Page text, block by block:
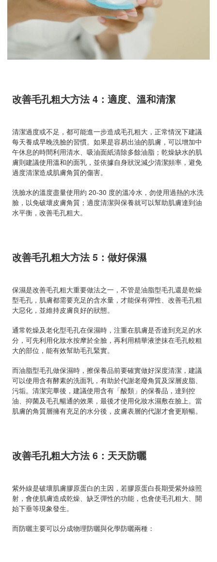
改善毛孔粗大方法 4：適度、溫和清潔
清潔過度或不足，都可能進一步造成毛孔粗大，正常情況下建議
每天養成早晚洗臉的習慣。如果是容易出油的肌膚，可以增加中
午休息的時間利用清水、吸油面紙清除多餘油脂；乾燥缺水的肌
膚則建議使用溫和的面乳，並依據自身狀況減少清潔頻率，避免
過度清潔造成肌膚角質的傷害。
洗臉水的溫度盡量使用約 20-30 度的溫冷水，勿使用過熱的水洗
臉，以免破壞皮膚角質；適度清潔與保養就可以幫助肌膚達到油
水平衡，改善毛孔粗大。
改善毛孔粗大方法 5：做好保濕
保濕是改善毛孔粗大重要做法之一，不管是油脂型毛孔還是乾燥
型毛孔，肌膚都需要充足的含水量，才能保有彈性、改善毛孔粗
大惡化，並維持皮膚良好的狀態。
通常乾燥及老化型毛孔在保濕時，注重在肌膚是否達到充足的水
分，可先利用化妝水按摩於全臉，再利用精華液塗抹在毛孔較粗
大的部位，能有效幫助毛孔緊實。
而油脂型毛孔做保濕時，擦保養品前要確實做好深度清潔，建議
可以使用含有酵素的洗面乳，有助於代謝老廢角質及深層皮脂、
污垢。清潔完畢後，建議使用含有「酸類」的保養品，達到控
油、抑菌及毛孔暢通的效果，最後才使用化妝水濕敷在臉上。當
肌膚的角質層擁有充足的水分後，皮膚表層的代謝才會更順暢。
改善毛孔粗大方法 6：天天防曬
紫外線是破壞肌膚膠原蛋白的主因，若膠原蛋白長期受紫外線照
射，會使肌膚造成乾燥、缺乏彈性的功能，也會使毛孔粗大、開
始下垂等現象發生。
而防曬主要可以分成物理防曬與化學防曬兩種：